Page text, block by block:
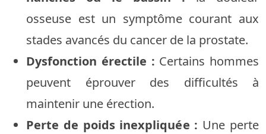
osseuse est un symptôme courant aux
stades avancés du cancer de la prostate.
Dysfonction érectile : Certains hommes
peuvent éprouver des difficultés à
maintenir une érection.
Perte de poids inexpliquée : Une perte